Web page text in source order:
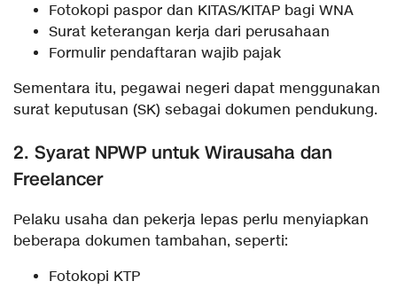
Fotokopi paspor dan KITAS/KITAP bagi WNA
Surat keterangan kerja dari perusahaan
Formulir pendaftaran wajib pajak
Sementara itu, pegawai negeri dapat menggunakan
surat keputusan (SK) sebagai dokumen pendukung.
2. Syarat NPWP untuk Wirausaha dan
Freelancer
Pelaku usaha dan pekerja lepas perlu menyiapkan
beberapa dokumen tambahan, seperti:
Fotokopi KTP